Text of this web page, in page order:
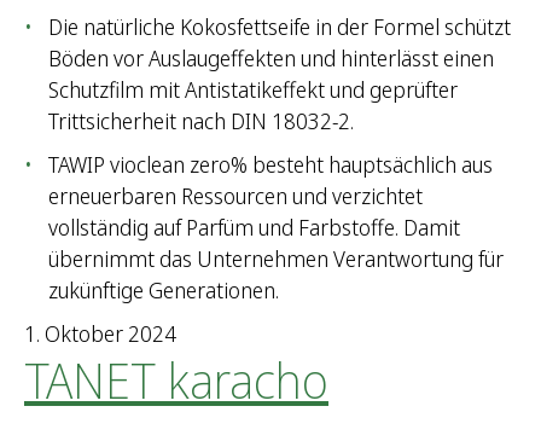
Die natürliche Kokosfettseife in der Formel schützt
Böden vor Auslaugeffekten und hinterlässt einen
Schutzfilm mit Antistatikeffekt und geprüfter
Trittsicherheit nach DIN 18032-2.
TAWIP vioclean zero% besteht hauptsächlich aus
erneuerbaren Ressourcen und verzichtet
vollständig auf Parfüm und Farbstoffe. Damit
übernimmt das Unternehmen Verantwortung für
zukünftige Generationen.
1. Oktober 2024
TANET karacho